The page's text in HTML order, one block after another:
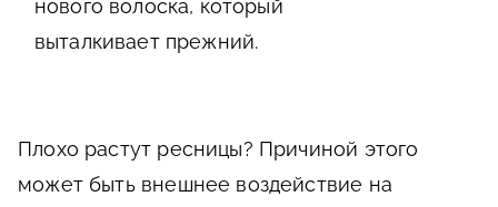
нового волоска, который
выталкивает прежний.
Плохо растут ресницы? Причиной этого
может быть внешнее воздействие на